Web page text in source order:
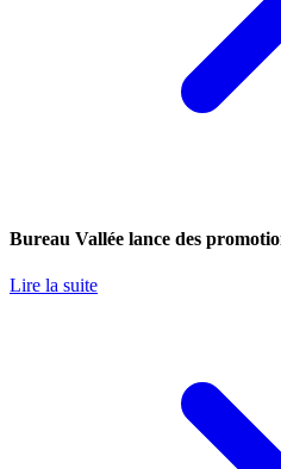
Bureau Vallée lance des
Lire la suite